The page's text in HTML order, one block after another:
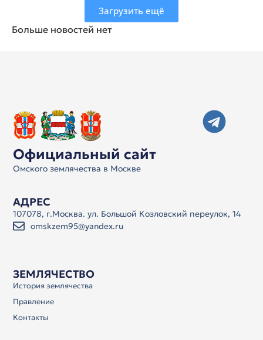
Загрузить ещё
Больше новостей нет
Официальный сайт
Омского землячества в Москве
ЗЕМЛЯЧЕСТВО
История землячества
Правление
Контакты
АДРЕС
107078, г.Москва. ул. Большой Козловский переулок, 14
omskzem95@yandex.ru